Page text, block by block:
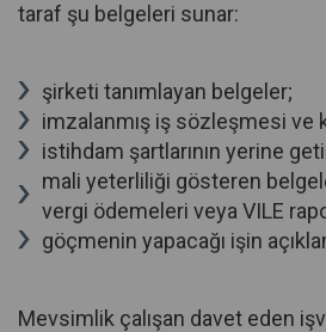
taraf şu belgeleri sunar:
şirketi tanımlayan belgeler;
imzalanmış iş sözleşmesi ve
istihdam şartlarının yerine
mali yeterliliği gösteren
vergi ödemeleri veya VILE
göçmenin yapacağı işin
Mevsimlik çalışan davet eden